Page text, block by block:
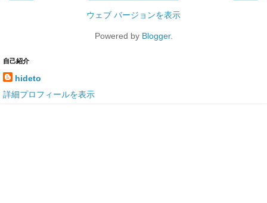
ウェブ バージョンを表示
Powered by Blogger.
自己紹介
hideto
詳細プロフィールを表示